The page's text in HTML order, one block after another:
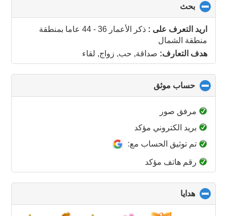
بحث
to
collapse
contents
اريد التعرف على :ذكر الأعمار 36 - 44 عاما
بمنطقة
منطقة الشمال
هدف التعارف: صداقة, حب, زواج, لقاء
حساب موثق
to
مرفق صور
بريد الكتروني مؤكد
تم توثيق الحساب مع:
رقم هاتف مؤكد
هدايا
to
collapse